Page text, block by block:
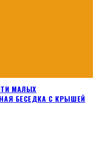
МАЛЫХ
БЕСЕДКА С КРЫШЕЙ